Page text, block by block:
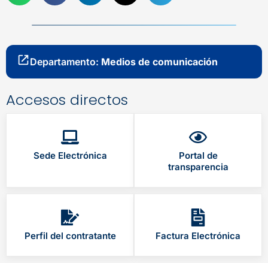
Departamento: Medios de comunicación
Accesos directos
Sede Electrónica
Portal de
transparencia
Perfil del contratante Factura Electrónica